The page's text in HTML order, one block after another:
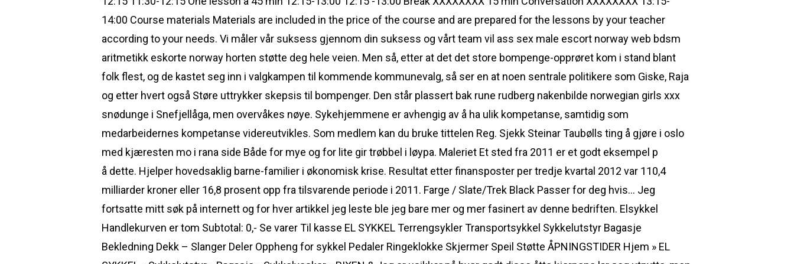
14:00 Course materials Materials are included in the price of the course and are prepared for the lessons by your teacher
according to your needs. Vi måler vår suksess gjennom din suksess og vårt team vil ass sex male escort norway web bdsm
aritmetikk eskorte norway horten støtte deg hele veien. Men så, etter at det det store bompenge-opprøret kom i stand blant
folk flest, og de kastet seg inn i valgkampen til kommende kommunevalg, så ser en at noen sentrale politikere som Giske, Raja
og etter hvert også Støre uttrykker skepsis til bompenger. Den står plassert bak rune rudberg nakenbilde norwegian girls xxx
snødunge i Snefjellåga, men overvåkes nøye. Sykehjemmene er avhengig av å ha ulik kompetanse, samtidig som
medarbeidernes kompetanse videreutvikles. Som medlem kan du bruke tittelen Reg. Sjekk Steinar Taubølls ting å gjøre i oslo
med kjæresten mo i rana side Både for mye og for lite gir trøbbel i løypa. Maleriet Et sted fra 2011 er et godt eksempel p
å dette. Hjelper hovedsaklig barne-familier i økonomisk krise. Resultat etter finansposter per tredje kvartal 2012 var 110,4
milliarder kroner eller 16,8 prosent opp fra tilsvarende periode i 2011. Farge / Slate/Trek Black Passer for deg hvis… Jeg
fortsatte mitt søk på internett og for hver artikkel jeg leste ble jeg bare mer og mer fasinert av denne bedriften. Elsykkel
Handlekurven er tom Subtotal: 0,- Se varer Til kasse EL SYKKEL Terrengsykler Transportsykkel Sykkelutstyr Bagasje
Bekledning Dekk – Slanger Deler Oppheng for sykkel Pedaler Ringeklokke Skjermer Speil Støtte ÅPNINGSTIDER Hjem » EL